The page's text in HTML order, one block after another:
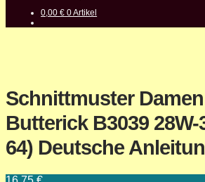
0,00€ 0 Artikel
Schnittmuster
Butterick B3039 28W-
64) Deutsche